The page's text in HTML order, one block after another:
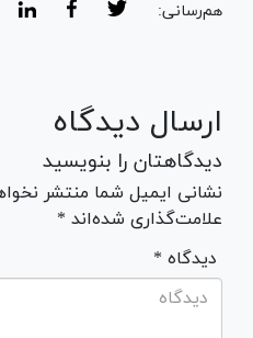
هم‌رسانی:
ارسال دیدگاه
دیدگاهتان را بنویسید
نشانی ایمیل شما منتشر
علامت‌گذاری شده‌اند *
* دیدگاه